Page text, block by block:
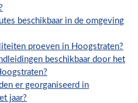
beschikbaar in de omgeving
proeven in Hoogstraten?
beschikbaar door het
er georganiseerd in
jaar?